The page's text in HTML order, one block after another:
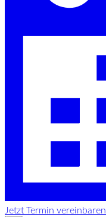
Jetzt Termin vereinbaren